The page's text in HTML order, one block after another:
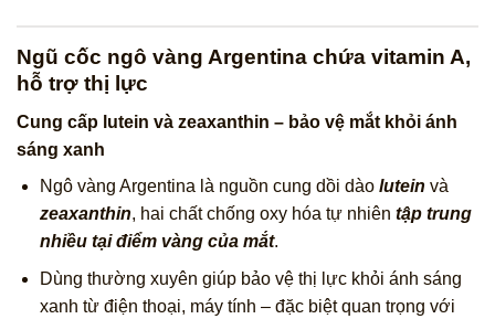
Ngũ cốc ngô vàng Argentina chứa vitamin A,
hỗ trợ thị lực
Cung cấp lutein và zeaxanthin – bảo vệ mắt khỏi ánh
sáng xanh
Ngô vàng Argentina là nguồn cung dồi dào lutein và
zeaxanthin, hai chất chống oxy hóa tự nhiên tập trung
nhiều tại điểm vàng của mắt.
Dùng thường xuyên giúp bảo vệ thị lực khỏi ánh sáng
xanh từ điện thoại, máy tính – đặc biệt quan trọng với